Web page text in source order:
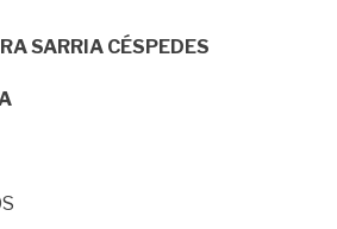
SARRIA CÉSPEDES